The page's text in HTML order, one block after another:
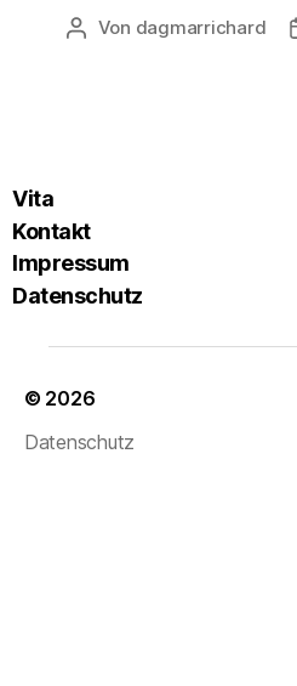
Beitragsautor
Von dagmarrichard
Vita
Kontakt
Impressum
Datenschutz
© 2026
Datenschutz